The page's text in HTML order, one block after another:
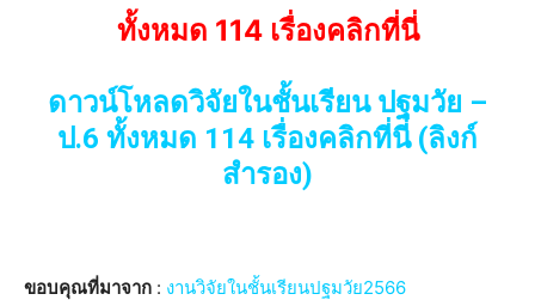
ทั้งหมด 114 เรื่องคลิกที่นี่
ดาวน์โหลดวิจัยในชั้นเรียน ปฐมวัย –
ป.6 ทั้งหมด 114 เรื่องคลิกที่นี่ (ลิงก์
สำรอง)
ขอบคุณที่มาจาก : งานวิจัยในชั้นเรียนปฐมวัย2566